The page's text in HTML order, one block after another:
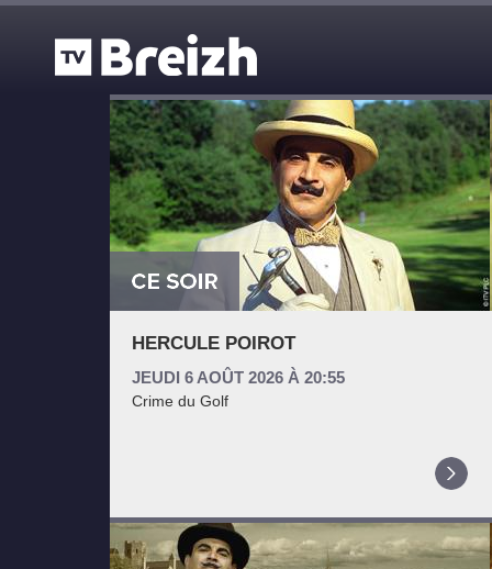
HERCULE POIROT
JEUDI 6 AOÛT 2026 À 20:55
Crime du Golf